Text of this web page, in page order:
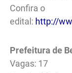
Confira o
edital: http://
Prefeitura de
Vagas: 17